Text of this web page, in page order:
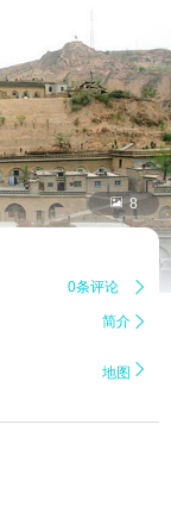
 8
0条评论 
简介 
地图 